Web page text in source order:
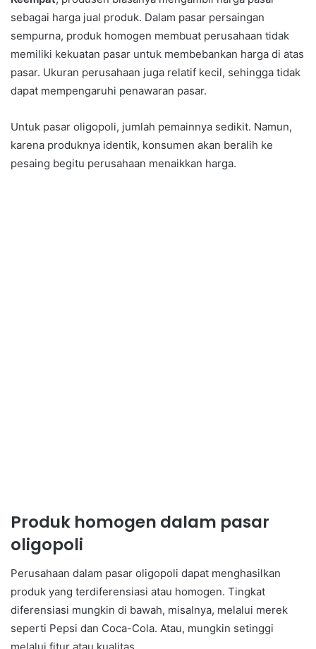
sebagai harga jual produk. Dalam pasar persaingan
sempurna, produk homogen membuat perusahaan tidak
memiliki kekuatan pasar untuk membebankan harga di atas
pasar. Ukuran perusahaan juga relatif kecil, sehingga tidak
dapat mempengaruhi penawaran pasar.
Untuk pasar oligopoli, jumlah pemainnya sedikit. Namun,
karena produknya identik, konsumen akan beralih ke
pesaing begitu perusahaan menaikkan harga.
Produk homogen dalam pasar
oligopoli
Perusahaan dalam pasar oligopoli dapat menghasilkan
produk yang terdiferensiasi atau homogen. Tingkat
diferensiasi mungkin di bawah, misalnya, melalui merek
seperti Pepsi dan Coca-Cola. Atau, mungkin setinggi